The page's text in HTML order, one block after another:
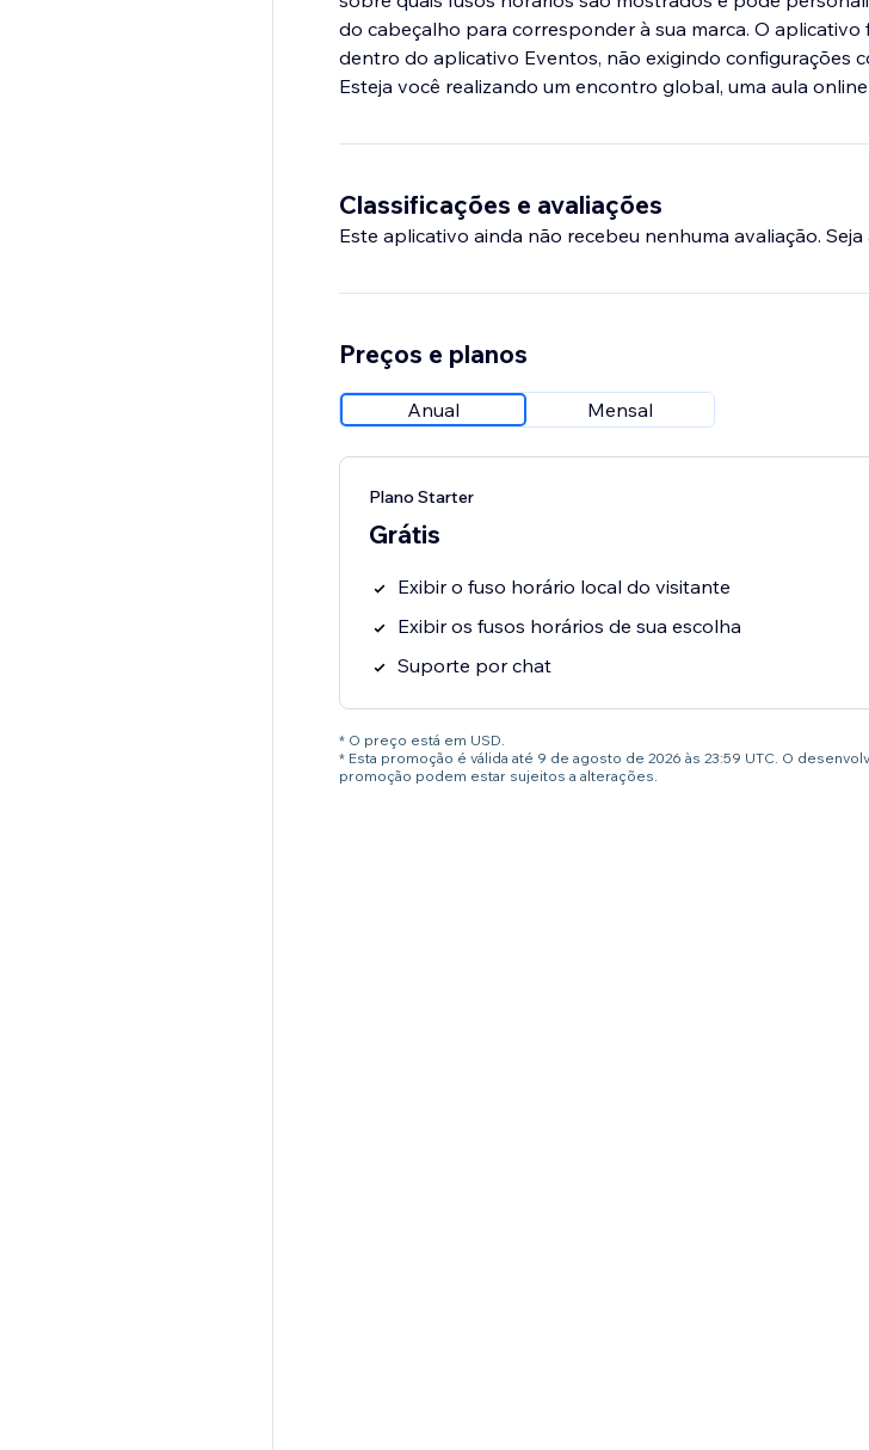
do cabeçalho para corresponder à sua marca. O
dentro do aplicativo Eventos, não exigindo configurações
Esteja você realizando um encontro global, uma aula
Classificações e avaliações
Este aplicativo ainda não recebeu nenhuma avaliação.
Preços e planos
Anual Mensal
Plano Starter
Grátis
Exibir o fuso horário local do visitante
Exibir os fusos horários de sua escolha
Suporte por chat
* O preço está em USD.
* Esta promoção é válida até 9 de agosto de 2026 às 23:59 UTC. O
promoção podem estar sujeitos a alterações.